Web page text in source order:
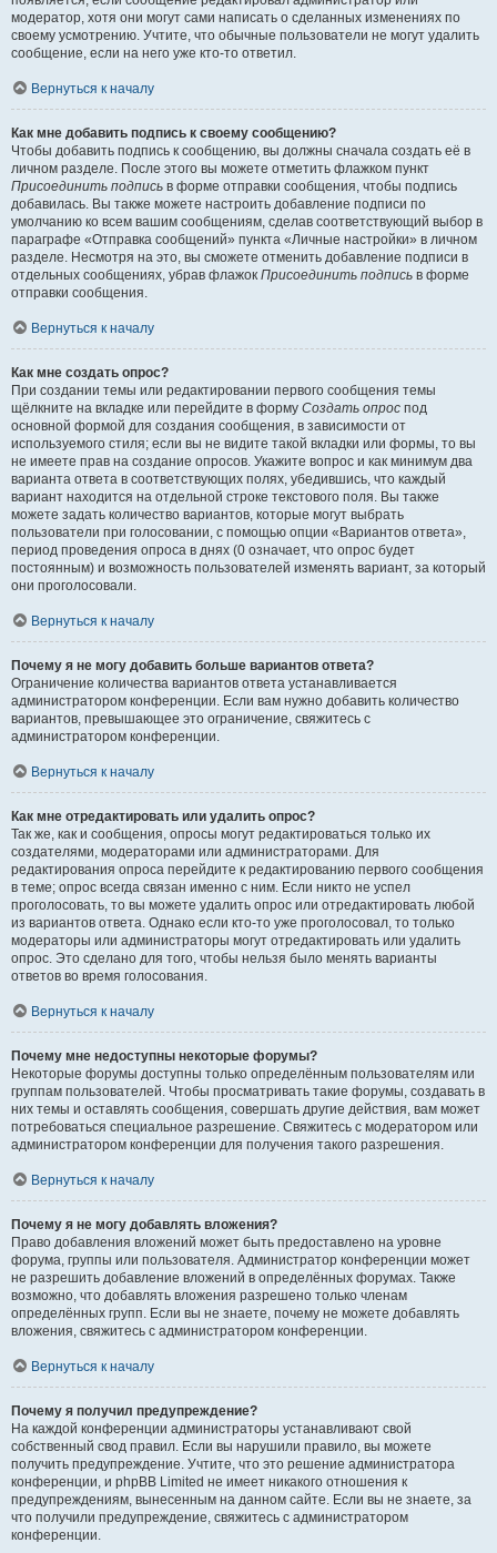
модератор, хотя они могут сами написать о сделанных изменениях по
своему усмотрению. Учтите, что обычные пользователи не могут удалить
сообщение, если на него уже кто-то ответил.
Вернуться к началу
Как мне добавить подпись к своему сообщению?
Чтобы добавить подпись к сообщению, вы должны сначала создать её в
личном разделе. После этого вы можете отметить флажком пункт
Присоединить подпись в форме отправки сообщения, чтобы подпись
добавилась. Вы также можете настроить добавление подписи по
умолчанию ко всем вашим сообщениям, сделав соответствующий выбор в
параграфе «Отправка сообщений» пункта «Личные настройки» в личном
разделе. Несмотря на это, вы сможете отменить добавление подписи в
отдельных сообщениях, убрав флажок Присоединить подпись в форме
отправки сообщения.
Вернуться к началу
Как мне создать опрос?
При создании темы или редактировании первого сообщения темы
щёлкните на вкладке или перейдите в форму Создать опрос под
основной формой для создания сообщения, в зависимости от
используемого стиля; если вы не видите такой вкладки или формы, то вы
не имеете прав на создание опросов. Укажите вопрос и как минимум два
варианта ответа в соответствующих полях, убедившись, что каждый
вариант находится на отдельной строке текстового поля. Вы также
можете задать количество вариантов, которые могут выбрать
пользователи при голосовании, с помощью опции «Вариантов ответа»,
период проведения опроса в днях (0 означает, что опрос будет
постоянным) и возможность пользователей изменять вариант, за который
они проголосовали.
Вернуться к началу
Почему я не могу добавить больше вариантов ответа?
Ограничение количества вариантов ответа устанавливается
администратором конференции. Если вам нужно добавить количество
вариантов, превышающее это ограничение, свяжитесь с
администратором конференции.
Вернуться к началу
Как мне отредактировать или удалить опрос?
Так же, как и сообщения, опросы могут редактироваться только их
создателями, модераторами или администраторами. Для
редактирования опроса перейдите к редактированию первого сообщения
в теме; опрос всегда связан именно с ним. Если никто не успел
проголосовать, то вы можете удалить опрос или отредактировать любой
из вариантов ответа. Однако если кто-то уже проголосовал, то только
модераторы или администраторы могут отредактировать или удалить
опрос. Это сделано для того, чтобы нельзя было менять варианты
ответов во время голосования.
Вернуться к началу
Почему мне недоступны некоторые форумы?
Некоторые форумы доступны только определённым пользователям или
группам пользователей. Чтобы просматривать такие форумы, создавать в
них темы и оставлять сообщения, совершать другие действия, вам может
потребоваться специальное разрешение. Свяжитесь с модератором или
администратором конференции для получения такого разрешения.
Вернуться к началу
Почему я не могу добавлять вложения?
Право добавления вложений может быть предоставлено на уровне
форума, группы или пользователя. Администратор конференции может
не разрешить добавление вложений в определённых форумах. Также
возможно, что добавлять вложения разрешено только членам
определённых групп. Если вы не знаете, почему не можете добавлять
вложения, свяжитесь с администратором конференции.
Вернуться к началу
Почему я получил предупреждение?
На каждой конференции администраторы устанавливают свой
собственный свод правил. Если вы нарушили правило, вы можете
получить предупреждение. Учтите, что это решение администратора
конференции, и phpBB Limited не имеет никакого отношения к
предупреждениям, вынесенным на данном сайте. Если вы не знаете, за
что получили предупреждение, свяжитесь с администратором
конференции.